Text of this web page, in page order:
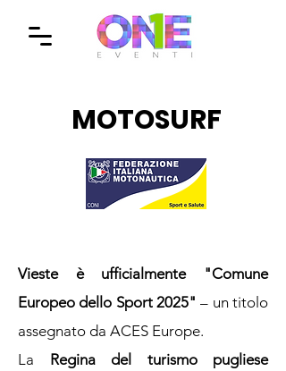
MOTOSURF
Vieste è ufficialmente "Comune
Europeo dello Sport 2025"– un titolo
assegnato da ACES Europe.
La Regina del turismo pugliese